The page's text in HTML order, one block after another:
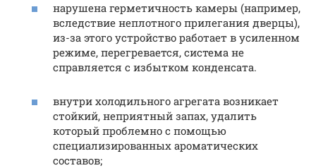
нарушена герметичность камеры (например,
вследствие неплотного прилегания дверцы),
из-за этого устройство работает в усиленном
режиме, перегревается, система не
справляется с избытком конденсата.
внутри холодильного агрегата возникает
стойкий, неприятный запах, удалить
который проблемно с помощью
специализированных ароматических
составов;